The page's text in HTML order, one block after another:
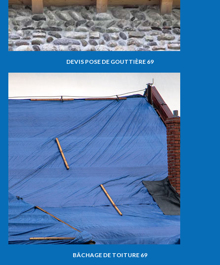
DEVIS POSE DE GOUTTIÈRE 69
BÂCHAGE DE TOITURE 69